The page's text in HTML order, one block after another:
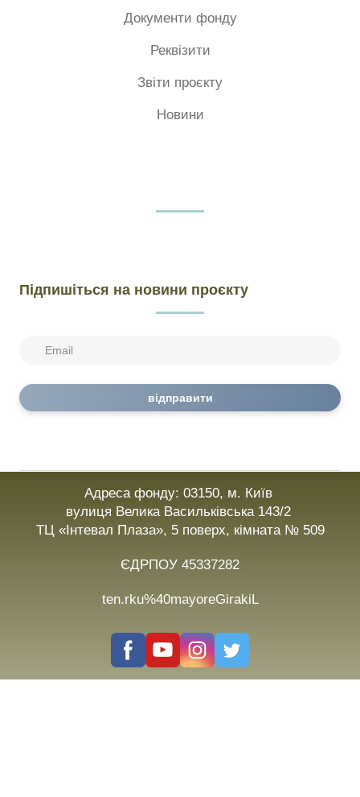
Документи фонду
Реквізити
Звіти проєкту
Новини
Підпишіться на новини проєкту
відправити
Адреса фонду: 03150, м. Київ
вулиця Велика Васильківська 143/2
ТЦ «Інтевал Плаза», 5 поверх, кімната № 509
ЄДРПОУ 45337282
ten.rku%40mayoreGirakiL